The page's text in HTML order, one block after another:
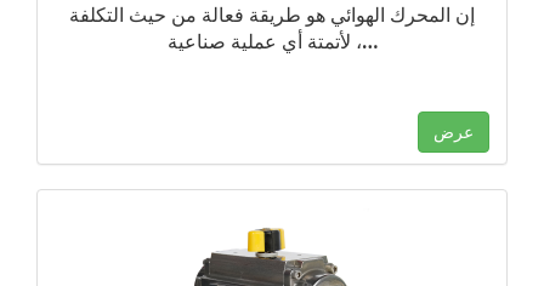
إن المحرك الهوائي هو طريقة فعالة من حيث التكلفة
لأتمتة أي عملية صناعية ،…
عرض